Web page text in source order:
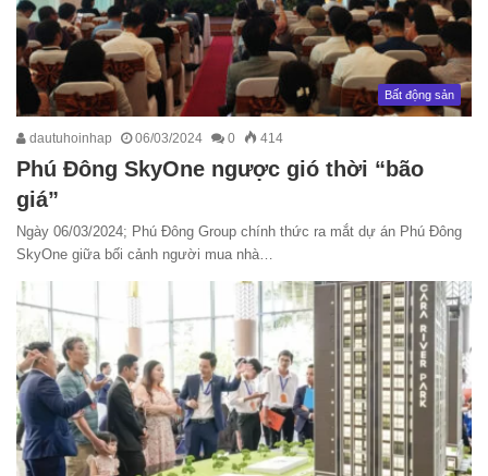
Bất động sản
dautuhoinhap 06/03/2024 0 414
Phú Đông SkyOne ngược gió thời “bão
giá”
Ngày 06/03/2024; Phú Đông Group chính thức ra mắt dự án Phú Đông
SkyOne giữa bối cảnh người mua nhà…